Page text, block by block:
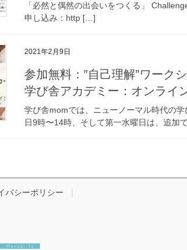
「必然と偶然の出会いをつくる」
申し込み：http […]
2021年2月9日
参加無料：”自己理解”ワーク
学び舎アカデミー：オンライ
学び舎momでは、ニューノーマル時代の
日9時〜14時、そして第一水曜日は、追
バシーポリシー